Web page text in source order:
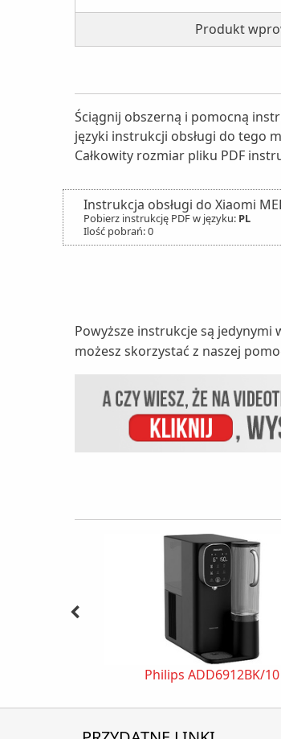
Produkt
Ściągnij obszerną i pomocną
języki instrukcji obsługi do tego
Całkowity rozmiar pliku PDF
Instrukcja obsługi do Xiaomi
Pobierz instrukcję PDF w języku: PL
Ilość pobrań: 0
Powyższe instrukcje są
możesz skorzystać z naszej
Philips ADD6912BK/10